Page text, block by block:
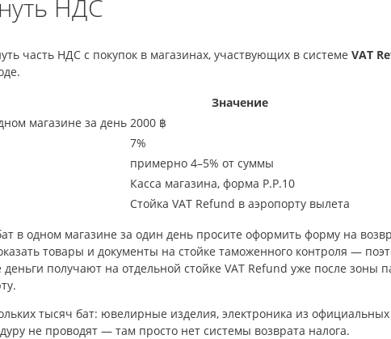
НДС
часть НДС с покупок в магазинах, участвующих в системе VAT
Значение
магазине за день 2000 ฿
7%
примерно 4–5% от суммы
Касса магазина, форма P.P.10
Стойка VAT Refund в аэропорту вылета
в одном магазине за один день просите оформить форму на
товары и документы на стойке таможенного контроля —
получают на отдельной стойке VAT Refund уже после зоны
тысяч бат: ювелирные изделия, электроника из
не проводят — там просто нет системы возврата налога.